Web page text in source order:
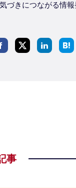
づきにつながる情
事